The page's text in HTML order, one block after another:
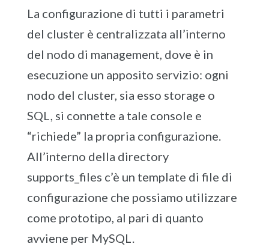
La configurazione di tutti i parametri
del cluster è centralizzata all’interno
del nodo di management, dove è in
esecuzione un apposito servizio: ogni
nodo del cluster, sia esso storage o
SQL, si connette a tale console e
“richiede” la propria configurazione.
All’interno della directory
supports_files c’è un template di file di
configurazione che possiamo utilizzare
come prototipo, al pari di quanto
avviene per MySQL.